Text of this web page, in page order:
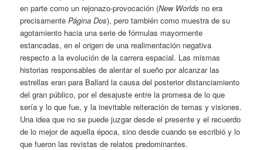
en parte como un rejonazo-provocación (New Worlds no era
precisamentePágina Dos), pero también como muestra de su
agotamiento hacia una serie de fórmulas mayormente
estancadas, en el origen de una realimentación negativa
respecto a la evolución de la carrera espacial. Las mismas
historias responsables de alentar el sueño por alcanzar las
estrellas eran para Ballard la causa del posterior distanciamiento
del gran público, por el desajuste entre la promesa de lo que
sería y lo que fue, y la inevitable reiteración de temas y visiones.
Una idea que no se puede juzgar desde el presente y el recuerdo
de lo mejor de aquella época, sino desde cuando se escribió y lo
que fueron las revistas de relatos predominantes.